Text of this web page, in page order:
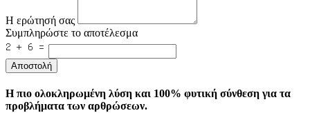
Η ερώτησή σας
Συμπληρώστε το αποτέλεσμα
Αποστολή
Η πιο ολοκληρωμένη λύση και 100% φυτική σύνθεση για τα
προβλήματα των αρθρώσεων.